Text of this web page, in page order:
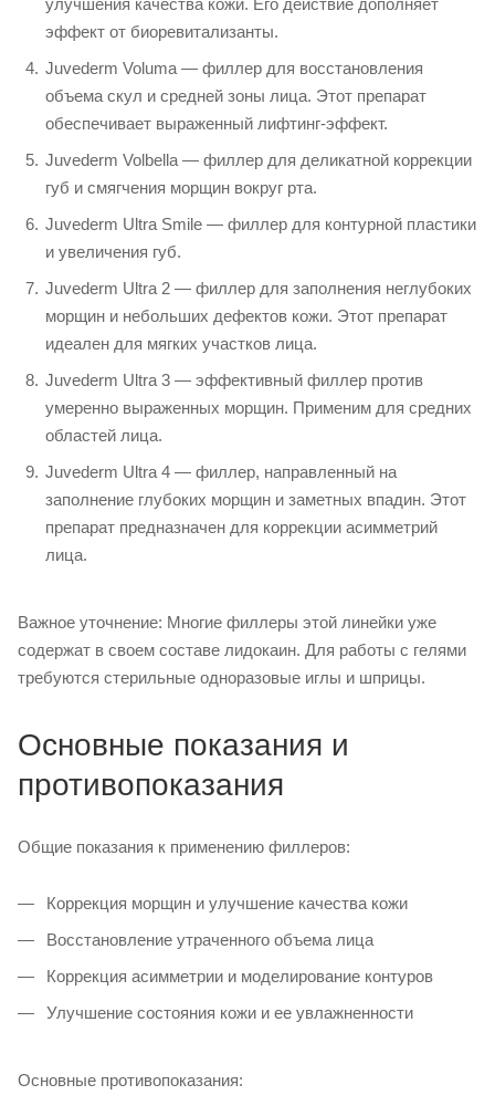
улучшения качества кожи. Его действие дополняет
эффект от биоревитализанты.
Juvederm Voluma — филлер для восстановления
объема скул и средней зоны лица. Этот препарат
обеспечивает выраженный лифтинг-эффект.
Juvederm Volbella — филлер для деликатной коррекции
губ и смягчения морщин вокруг рта.
Juvederm Ultra Smile — филлер для контурной пластики
и увеличения губ.
Juvederm Ultra 2 — филлер для заполнения неглубоких
морщин и небольших дефектов кожи. Этот препарат
идеален для мягких участков лица.
Juvederm Ultra 3 — эффективный филлер против
умеренно выраженных морщин. Применим для средних
областей лица.
Juvederm Ultra 4 — филлер, направленный на
заполнение глубоких морщин и заметных впадин. Этот
препарат предназначен для коррекции асимметрий
лица.
Важное уточнение: Многие филлеры этой линейки уже
содержат в своем составе лидокаин. Для работы с гелями
требуются стерильные одноразовые иглы и шприцы.
Основные показания и
противопоказания
Общие показания к применению филлеров:
Коррекция морщин и улучшение качества кожи
Восстановление утраченного объема лица
Коррекция асимметрии и моделирование контуров
Улучшение состояния кожи и ее увлажненности
Основные противопоказания: